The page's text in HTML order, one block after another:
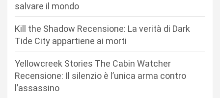
salvare il mondo
Kill the Shadow Recensione: La verità di Dark
Tide City appartiene ai morti
Yellowcreek Stories The Cabin Watcher
Recensione: Il silenzio è l’unica arma contro
l’assassino